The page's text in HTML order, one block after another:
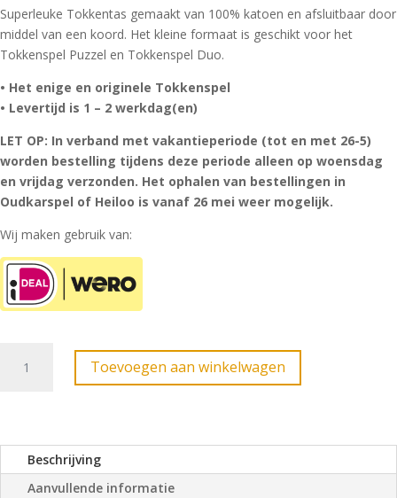
en
Superleuke Tokkentas gemaakt van 100% katoen en afsluitbaar door
middel van een koord. Het kleine formaat is geschikt voor het
Tokkenspel Puzzel en Tokkenspel Duo.
• Het enige en originele Tokkenspel
• Levertijd is 1 – 2 werkdag(en)
LET OP: In verband met vakantieperiode (tot en met 26-5)
worden bestelling tijdens deze periode alleen op woensdag
en vrijdag verzonden. Het ophalen van bestellingen in
Oudkarspel of Heiloo is vanaf 26 mei weer mogelijk.
Wij maken gebruik van:
groot
Toevoegen aan winkelwagen
Beschrijving
Aanvullende informatie